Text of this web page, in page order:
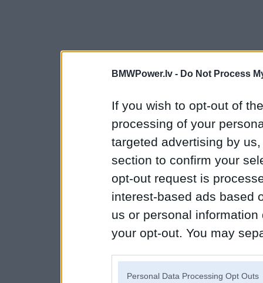
BMWPower.lv - Do Not Process
If you wish to opt-out of
processing of your
targeted advertising by
section to confirm your
opt-out request is
interest-based ads based
us or personal
your opt-out. You may
Personal Data Processing Opt Outs